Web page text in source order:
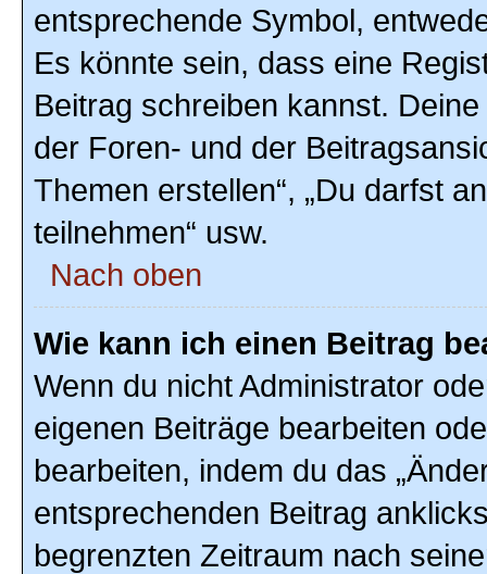
entsprechende Symbol,
Es könnte sein, dass eine
Beitrag schreiben kannst.
der Foren- und der
Themen erstellen“, „Du darfst
teilnehmen“ usw.
Nach oben
Wie kann ich einen Beitrag
Wenn du nicht Administrator
eigenen Beiträge bearbeiten
bearbeiten, indem du das
entsprechenden Beitrag
begrenzten Zeitraum nach